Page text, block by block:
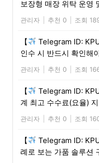
보장형 매장 위탁 운영
관리자 추천 0 조회
【
Telegram ID:
인수 시 반드시 확인해
관리자 추천 0 조회
【
Telegram ID:
계 최고 수수료(요율)
관리자 추천 0 조회
【
Telegram ID:
례로 보는 가품 솔루션